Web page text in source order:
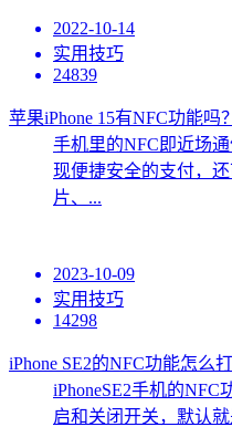
2022-10-14
实用技巧
24839
苹果iPhone 15有NFC功能吗
手机里的NFC即近场
现便捷安全的支付，
片、...
2023-10-09
实用技巧
14298
iPhone SE2的NFC功能怎么
iPhoneSE2手机的
启和关闭开关，默认就